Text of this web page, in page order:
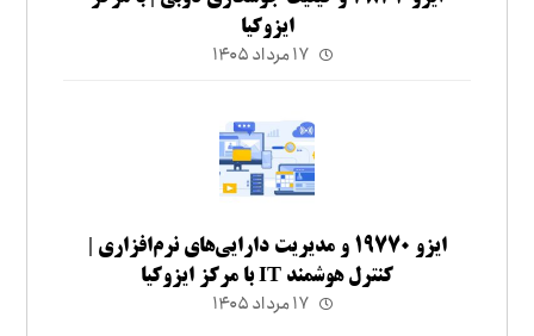
ایزوکیا
۱۷ مرداد ۱۴۰۵
ایزو ۱۹۷۷۰ و مدیریت دارایی‌های نرم‌افزاری |
کنترل هوشمند IT با مرکز ایزوکیا
۱۷ مرداد ۱۴۰۵